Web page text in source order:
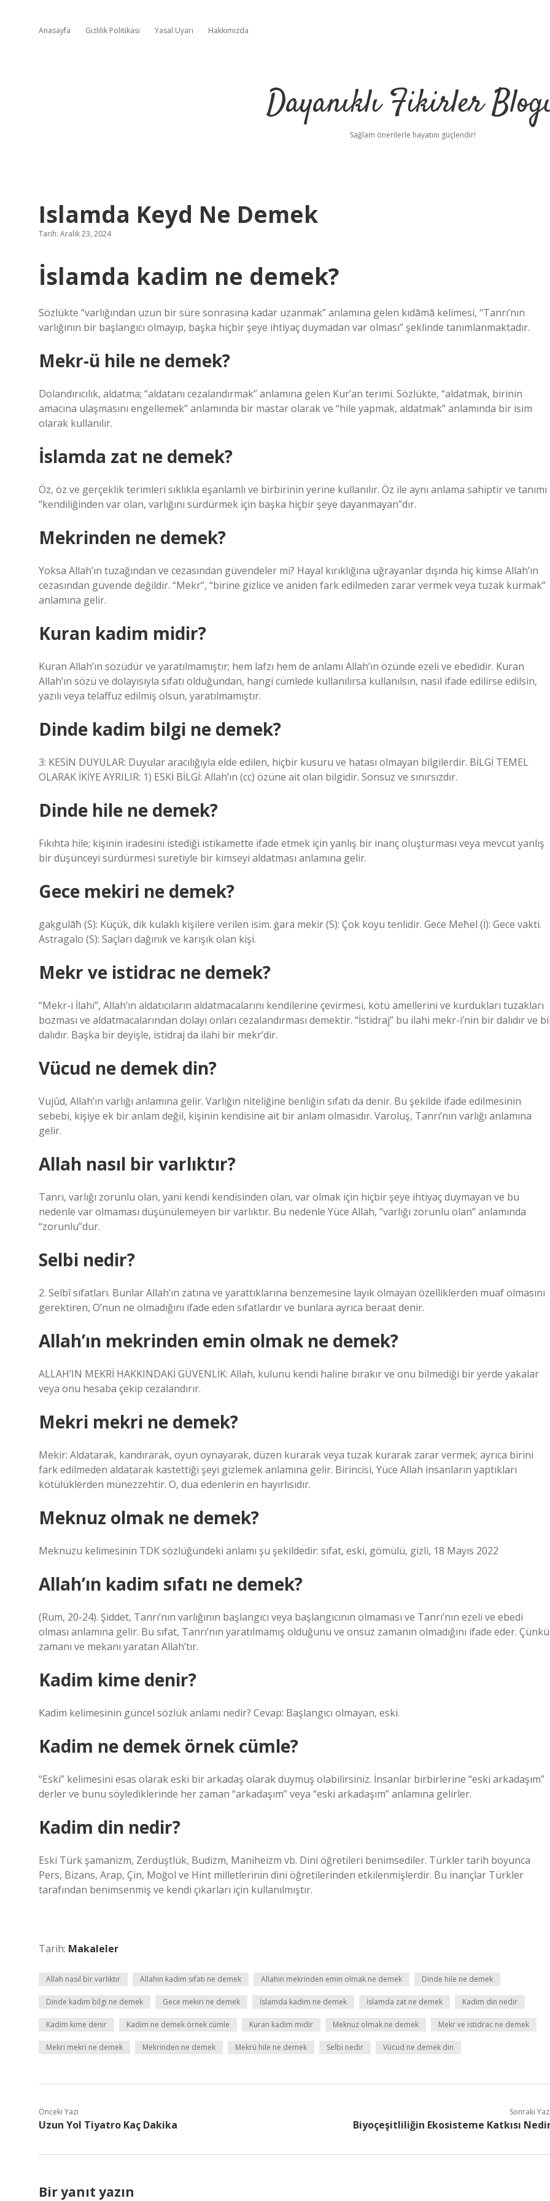
Anasayfa Gizlilik Politikası Yasal Uyarı Hakkımızda
Dayanıklı Fikirler
Sağlam önerilerle hayatını güçlendir!
Islamda Keyd Ne Demek
Tarih: Aralık 23, 2024
İslamda kadim ne demek?
Sözlükte “varlığından uzun bir süre sonrasına kadar uzanmak” anlamına gelen kıdāmā kelimesi, “Tanrı’nın
varlığının bir başlangıcı olmayıp, başka hiçbir şeye ihtiyaç duymadan var olması” şeklinde tanımlanmaktadır.
Mekr-ü hile ne demek?
Dolandırıcılık, aldatma; “aldatanı cezalandırmak” anlamına gelen Kur’an terimi. Sözlükte, “aldatmak, birinin
amacına ulaşmasını engellemek” anlamında bir mastar olarak ve “hile yapmak, aldatmak” anlamında bir isim
olarak kullanılır.
İslamda zat ne demek?
Öz, öz ve gerçeklik terimleri sıklıkla eşanlamlı ve birbirinin yerine kullanılır. Öz ile aynı anlama sahiptir ve tanımı
“kendiliğinden var olan, varlığını sürdürmek için başka hiçbir şeye dayanmayan”dır.
Mekrinden ne demek?
Yoksa Allah’ın tuzağından ve cezasından güvendeler mi? Hayal kırıklığına uğrayanlar dışında hiç kimse Allah’ın
cezasından güvende değildir. “Mekr”, “birine gizlice ve aniden fark edilmeden zarar vermek veya tuzak kurmak”
anlamına gelir.
Kuran kadim midir?
Kuran Allah’ın sözüdür ve yaratılmamıştır; hem lafzı hem de anlamı Allah’ın özünde ezeli ve ebedidir. Kuran
Allah’ın sözü ve dolayısıyla sıfatı olduğundan, hangi cümlede kullanılırsa kullanılsın, nasıl ifade edilirse edilsin,
yazılı veya telaffuz edilmiş olsun, yaratılmamıştır.
Dinde kadim bilgi ne demek?
3: KESİN DUYULAR: Duyular aracılığıyla elde edilen, hiçbir kusuru ve hatası olmayan bilgilerdir. BİLGİ TEMEL
OLARAK İKİYE AYRILIR: 1) ESKİ BİLGİ: Allah’ın (cc) özüne ait olan bilgidir. Sonsuz ve sınırsızdır.
Dinde hile ne demek?
Fıkıhta hile; kişinin iradesini istediği istikamette ifade etmek için yanlış bir inanç oluşturması veya mevcut yanlış
bir düşünceyi sürdürmesi suretiyle bir kimseyi aldatması anlamına gelir.
Gece mekiri ne demek?
gaķgulāħ (S): Küçük, dik kulaklı kişilere verilen isim. ġara mekir (S): Çok koyu tenlidir. Gece Meħel (İ): Gece vakti.
Astragalo (S): Saçları dağınık ve karışık olan kişi.
Mekr ve istidrac ne demek?
“Mekr-i İlahi”, Allah’ın aldatıcıların aldatmacalarını kendilerine çevirmesi, kötü amellerini ve kurdukları tuzakları
bozması ve aldatmacalarından dolayı onları cezalandırması demektir. “İstidraj” bu ilahi mekr-i’nin bir dalıdır ve
dalıdır. Başka bir deyişle, istidraj da ilahi bir mekr’dir.
Vücud ne demek din?
Vujûd, Allah’ın varlığı anlamına gelir. Varlığın niteliğine benliğin sıfatı da denir. Bu şekilde ifade edilmesinin
sebebi, kişiye ek bir anlam değil, kişinin kendisine ait bir anlam olmasıdır. Varoluş, Tanrı’nın varlığı anlamına
gelir.
Allah nasıl bir varlıktır?
Tanrı, varlığı zorunlu olan, yani kendi kendisinden olan, var olmak için hiçbir şeye ihtiyaç duymayan ve bu
nedenle var olmaması düşünülemeyen bir varlıktır. Bu nedenle Yüce Allah, “varlığı zorunlu olan” anlamında
“zorunlu”dur.
Selbi nedir?
2. Selbî sıfatları. Bunlar Allah’ın zatına ve yarattıklarına benzemesine layık olmayan özelliklerden muaf olmasını
gerektiren, O’nun ne olmadığını ifade eden sıfatlardır ve bunlara ayrıca beraat denir.
Allah’ın mekrinden emin olmak ne demek?
ALLAH’IN MEKRİ HAKKINDAKİ GÜVENLİK: Allah, kulunu kendi haline bırakır ve onu bilmediği bir yerde yakalar
veya onu hesaba çekip cezalandırır.
Mekri mekri ne demek?
Mekir: Aldatarak, kandırarak, oyun oynayarak, düzen kurarak veya tuzak kurarak zarar vermek; ayrıca birini
fark edilmeden aldatarak kastettiği şeyi gizlemek anlamına gelir. Birincisi, Yüce Allah insanların yaptıkları
kötülüklerden münezzehtir. O, dua edenlerin en hayırlısıdır.
Meknuz olmak ne demek?
Meknuzu kelimesinin TDK sözlüğündeki anlamı şu şekildedir: sıfat, eski, gömülü, gizli, 18 Mayıs 2022
Allah’ın kadim sıfatı ne demek?
(Rum, 20-24). Şiddet, Tanrı’nın varlığının başlangıcı veya başlangıcının olmaması ve Tanrı’nın ezeli ve ebedi
olması anlamına gelir. Bu sıfat, Tanrı’nın yaratılmamış olduğunu ve onsuz zamanın olmadığını ifade eder. Çünkü
zamanı ve mekanı yaratan Allah’tır.
Kadim kime denir?
Kadim kelimesinin güncel sözlük anlamı nedir? Cevap: Başlangıcı olmayan, eski.
Kadim ne demek örnek cümle?
“Eski” kelimesini esas olarak eski bir arkadaş olarak duymuş olabilirsiniz. İnsanlar birbirlerine “eski arkadaşım”
derler ve bunu söylediklerinde her zaman “arkadaşım” veya “eski arkadaşım” anlamına gelirler.
Kadim din nedir?
Eski Türk şamanizm, Zerdüştlük, Budizm, Maniheizm vb. Dini öğretileri benimsediler. Türkler tarih boyunca
Pers, Bizans, Arap, Çin, Moğol ve Hint milletlerinin dini öğretilerinden etkilenmişlerdir. Bu inançlar Türkler
tarafından benimsenmiş ve kendi çıkarları için kullanılmıştır.
Tarih: Makaleler
Allah nasıl bir varlıktır Allahın kadim sıfatı ne demek Allahın mekrinden emin olmak ne demek Dinde hile ne demek
Dinde kadim bilgi ne demek Gece mekiri ne demek İslamda kadim ne demek İslamda zat ne demek Kadim din nedir
Kadim kime denir Kadim ne demek örnek cümle Kuran kadim midir Meknuz olmak ne demek Mekr ve istidrac ne demek
Mekri mekri ne demek Mekrinden ne demek Mekrü hile ne demek Selbi nedir Vücud ne demek din
Önceki Yazı
Uzun Yol Tiyatro Kaç Dakika
Sonraki Yazı
Biyoçeşitliliğin Ekosisteme Katkısı
Bir yanıt yazın